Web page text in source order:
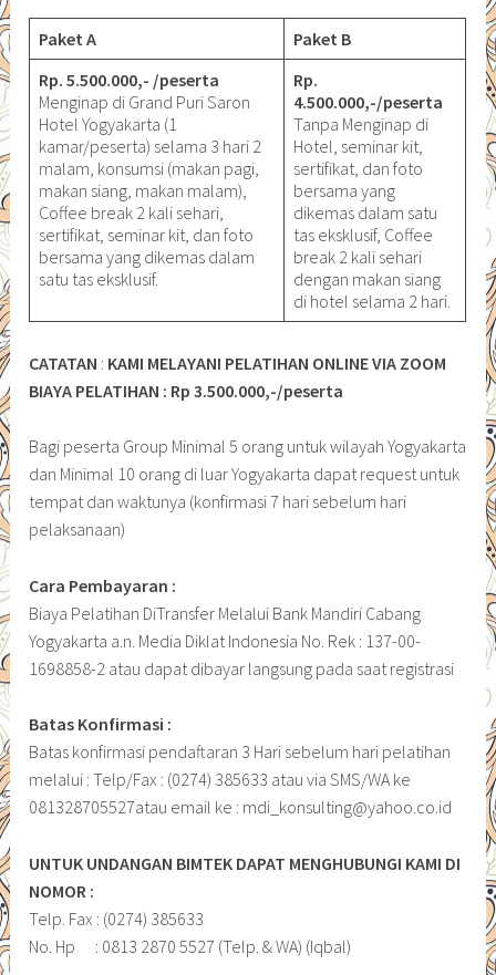
Paket A
Paket B
Rp. 5.500.000,- /peserta
Menginap di Grand Puri Saron
Hotel Yogyakarta (1
kamar/peserta) selama 3 hari 2
malam, konsumsi (makan pagi,
makan siang, makan malam),
Coffee break 2 kali sehari,
sertifikat, seminar kit, dan foto
bersama yang dikemas dalam
satu tas eksklusif.
Rp.
4.500.000,-/peserta
Tanpa Menginap di
Hotel, seminar kit,
sertifikat, dan foto
bersama yang
dikemas dalam satu
tas eksklusif, Coffee
break 2 kali sehari
dengan makan siang
di hotel selama 2 hari.
CATATAN : KAMI MELAYANI PELATIHAN ONLINE VIA ZOOM
BIAYA PELATIHAN : Rp 3.500.000,-/peserta
Bagi peserta Group Minimal 5 orang untuk wilayah Yogyakarta
dan Minimal 10 orang di luar Yogyakarta dapat request untuk
tempat dan waktunya (konfirmasi 7 hari sebelum hari
pelaksanaan)
Cara Pembayaran :
Biaya Pelatihan DiTransfer Melalui Bank Mandiri Cabang
Yogyakarta a.n. Media Diklat Indonesia No. Rek : 137-00-
1698858-2 atau dapat dibayar langsung pada saat registrasi
Batas Konfirmasi :
Batas konfirmasi pendaftaran 3 Hari sebelum hari pelatihan
melalui : Telp/Fax : (0274) 385633 atau via SMS/WA ke
081328705527atau email ke : mdi_konsulting@yahoo.co.id
UNTUK UNDANGAN BIMTEK DAPAT MENGHUBUNGI KAMI DI
NOMOR :
Telp. Fax : (0274) 385633
No. Hp : 0813 2870 5527 (Telp. & WA) (Iqbal)